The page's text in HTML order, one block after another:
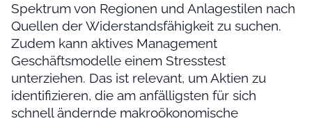
Spektrum von Regionen und Anlagestilen nach
Quellen der Widerstandsfähigkeit zu suchen.
Zudem kann aktives Management
Geschäftsmodelle einem Stresstest
unterziehen. Das ist relevant, um Aktien zu
identifizieren, die am anfälligsten für sich
schnell ändernde makroökonomische